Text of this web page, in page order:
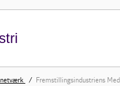
netværk Fremstillingsindustriens